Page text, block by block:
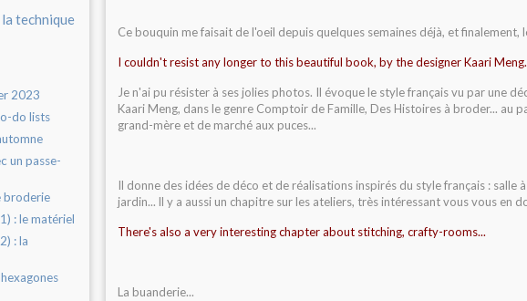
technique
2023
do lists
un passe-
broderie
: le matériel
: la
Ce bouquin me faisait de l'oeil depuis quelques semaines déjà, et finalement,
I couldn't resist any longer to this beautiful book, by the designer Kaari Meng.
Je n'ai pu résister à ses jolies photos. Il évoque le style français vu par une
Kaari Meng, dans le genre Comptoir de Famille, Des Histoires à broder... au
grand-mère et de marché aux puces...
Il donne des idées de déco et de réalisations inspirés du style français : salle
jardin... ll y a aussi un chapitre sur les ateliers, très intéressant vous vous en
There's also a very interesting chapter about stitching, crafty-rooms...
La buanderie...